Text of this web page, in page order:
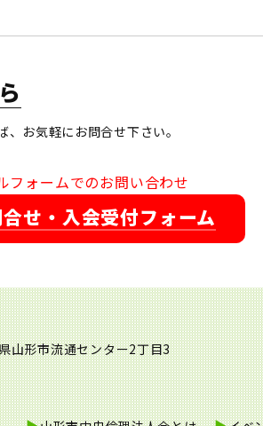
お気軽にお問合せ下さい。
フォームでのお問い合わせ
せ・入会受付フォーム
山形市流通センター2丁目3